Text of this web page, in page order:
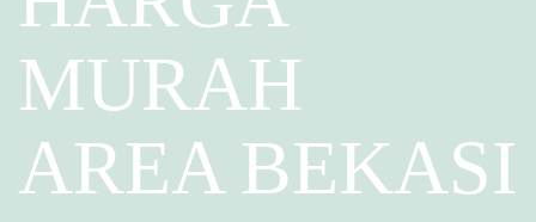
MURAH
AREA BEKASI